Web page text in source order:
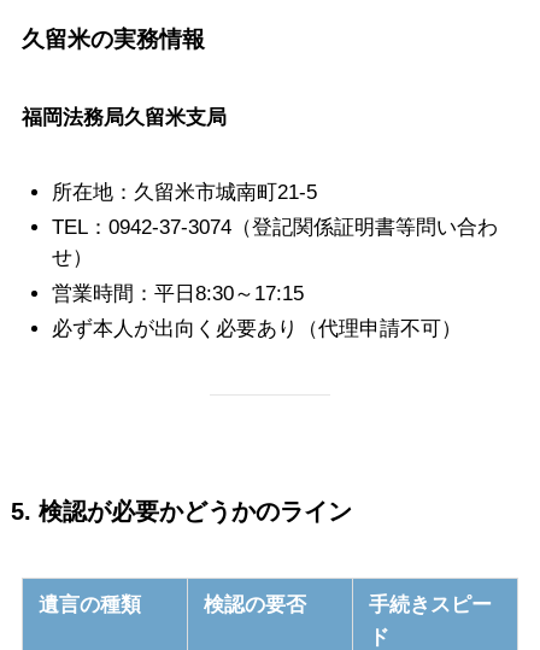
久留米の実務情報
福岡法務局久留米支局
所在地：久留米市城南町21-5
TEL：0942-37-3074（登記関係証明書等問い合わ
せ）
営業時間：平日8:30～17:15
必ず本人が出向く必要あり（代理申請不可）
5. 検認が必要かどうかのライン
遺言の種類 検認の要否
手続きスピー
ド